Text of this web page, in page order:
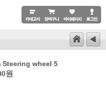
Steering wheel 5
원